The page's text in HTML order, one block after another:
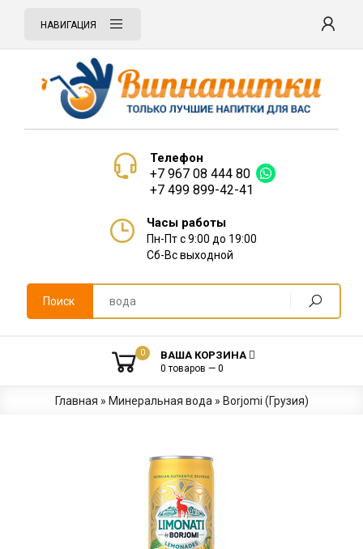
НАВИГАЦИЯ
Телефон
+7 967 08 444 80
+7 499 899-42-41
Часы работы
Пн-Пт с 9:00 до 19:00
Сб-Вс выходной
Поиск
0 ВАША КОРЗИНА
0 товаров — 0
Главная » Минеральная вода » Borjomi (Грузия)